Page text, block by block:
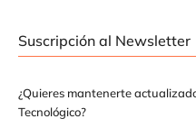
Suscripción al Newsletter
¿Quieres mantenerte
Tecnológico?